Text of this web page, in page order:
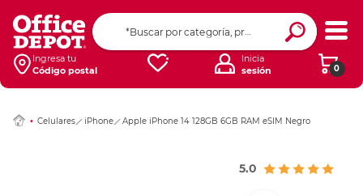
Ingresa tu
Código postal
0
Inicia
sesión
Celulares iPhone Apple iPhone 14 128GB 6GB RAM eSIM Negro
5.0
Ingresar Codigo